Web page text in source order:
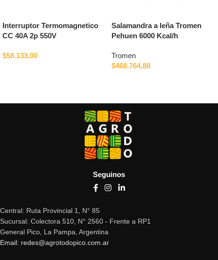
Interruptor Termomagnetico
CC 40A 2p 550V
$58.133,00
Salamandra a leña Tromen
Pehuen 6000 Kcal/h
Tromen
$468.764,88
Seguinos
Central: Ruta Provincial 1, N° 85
Sucursal: Colectora 510, N° 2560 - Frente a RP1
General Pico, La Pampa, Argentina
Email: redes@agrotodopico.com.ar